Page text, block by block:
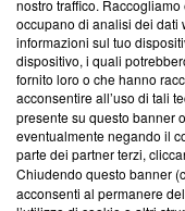
‘Trust Project - News
ancora membro del
parte; Trust Project
conformità agli
Su di noi
Team editoriale
nostro traffico.
occupano di analisi dei dati
informazioni sul tuo
dispositivo, i quali
fornito loro o che hanno
acconsentire all’uso di tali
presente su questo banner
eventualmente negando il
parte dei partner terzi,
Chiudendo questo banner
acconsenti al permanere